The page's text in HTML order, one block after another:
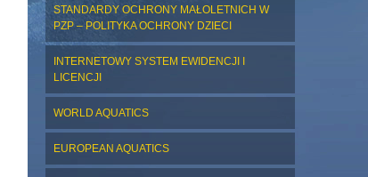
STANDARDY OCHRONY MAŁOLETNICH W
PZP – POLITYKA OCHRONY DZIECI
INTERNETOWY SYSTEM EWIDENCJI I
LICENCJI
WORLD AQUATICS
EUROPEAN AQUATICS